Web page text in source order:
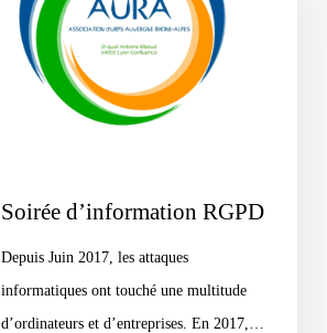
Soirée d’information RGPD
Depuis Juin 2017, les attaques
informatiques ont touché une multitude
d’ordinateurs et d’entreprises. En 2017,…